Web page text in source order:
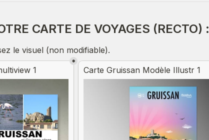
CARTE DE VOYAGES (RECTO) :
le visuel (non modifiable).
1
* Untitled multiple choice field
Carte Gruissan Modèle Illustr 1